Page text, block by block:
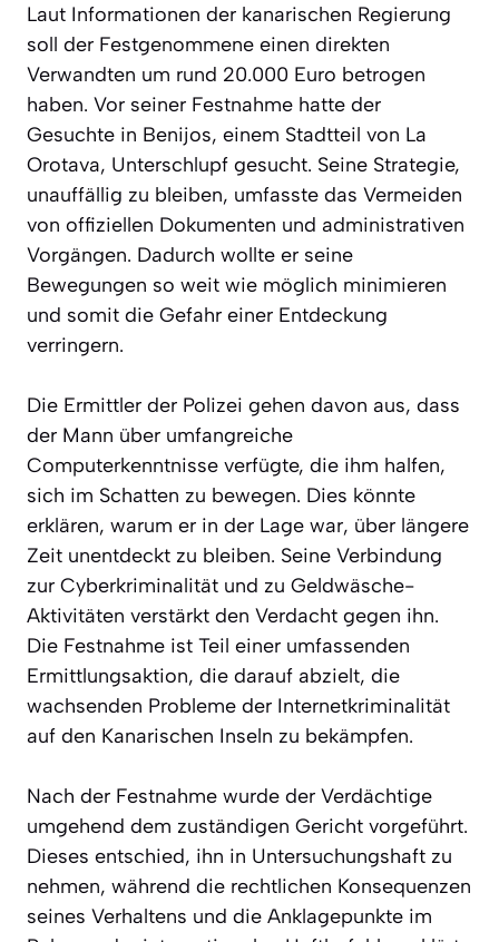
Laut Informationen der kanarischen Regierung
soll der Festgenommene einen direkten
Verwandten um rund 20.000 Euro betrogen
haben. Vor seiner Festnahme hatte der
Gesuchte in Benijos, einem Stadtteil von La
Orotava, Unterschlupf gesucht. Seine Strategie,
unauffällig zu bleiben, umfasste das Vermeiden
von offiziellen Dokumenten und administrativen
Vorgängen. Dadurch wollte er seine
Bewegungen so weit wie möglich minimieren
und somit die Gefahr einer Entdeckung
verringern.
Die Ermittler der Polizei gehen davon aus, dass
der Mann über umfangreiche
Computerkenntnisse verfügte, die ihm halfen,
sich im Schatten zu bewegen. Dies könnte
erklären, warum er in der Lage war, über längere
Zeit unentdeckt zu bleiben. Seine Verbindung
zur Cyberkriminalität und zu Geldwäsche-
Aktivitäten verstärkt den Verdacht gegen ihn.
Die Festnahme ist Teil einer umfassenden
Ermittlungsaktion, die darauf abzielt, die
wachsenden Probleme der Internetkriminalität
auf den Kanarischen Inseln zu bekämpfen.
Nach der Festnahme wurde der Verdächtige
umgehend dem zuständigen Gericht vorgeführt.
Dieses entschied, ihn in Untersuchungshaft zu
nehmen, während die rechtlichen Konsequenzen
seines Verhaltens und die Anklagepunkte im